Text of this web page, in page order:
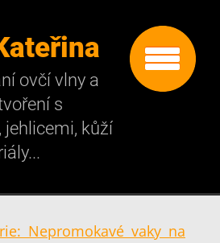
ovčí vlny a
s
jehlicemi, kůží
Nepromokavé vaky na